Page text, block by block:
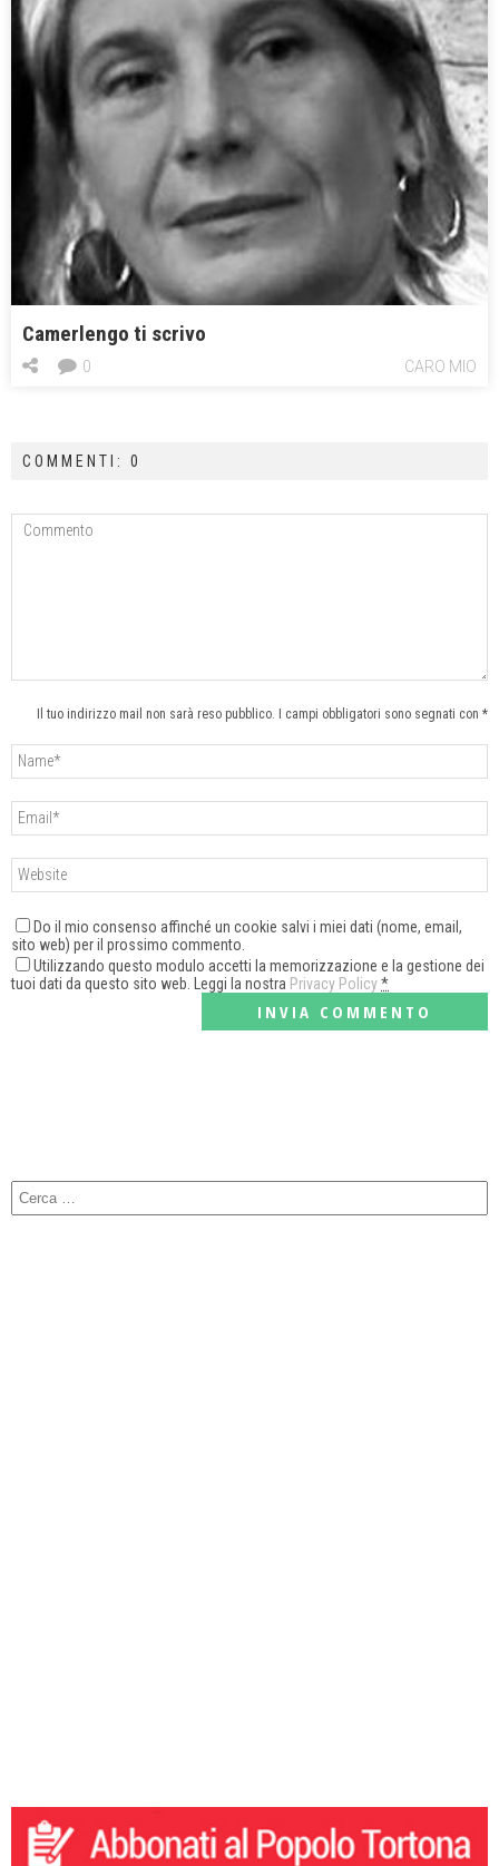
Camerlengo ti scrivo
CARO MIO
0
COMMENTI: 0
Il tuo indirizzo mail non sarà reso pubblico. I campi obbligatori sono segnati con *
Do il mio consenso affinché un cookie salvi i miei dati (nome, email,
sito web) per il prossimo commento.
Utilizzando questo modulo accetti la memorizzazione e la gestione dei
tuoi dati da questo sito web. Leggi la nostra Privacy Policy*